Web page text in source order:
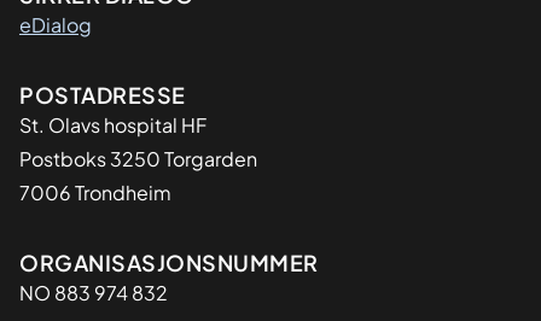
eDialog
Adresse
POSTADRESSE
St. Olavs hospital HF
Postboks 3250 Torgarden
7006 Trondheim
Organisasjon
ORGANISASJONSNUMMER
NO 883 974 832